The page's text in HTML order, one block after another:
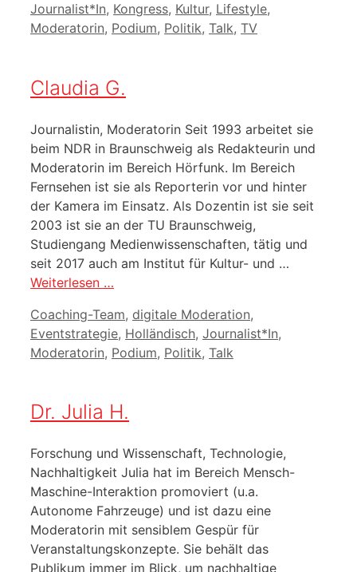
Journalist*In, Kongress, Kultur, Lifestyle,
Moderatorin, Podium, Politik, Talk, TV
Claudia G.
Journalistin, Moderatorin Seit 1993 arbeitet sie
beim NDR in Braunschweig als Redakteurin und
Moderatorin im Bereich Hörfunk. Im Bereich
Fernsehen ist sie als Reporterin vor und hinter
der Kamera im Einsatz. Als Dozentin ist sie seit
2003 ist sie an der TU Braunschweig,
Studiengang Medienwissenschaften, tätig und
seit 2017 auch am Institut für Kultur- und …
Weiterlesen …
Kategorien
Coaching-Team, digitale Moderation,
Eventstrategie, Holländisch, Journalist*In,
Moderatorin, Podium, Politik, Talk
Dr. Julia H.
Forschung und Wissenschaft, Technologie,
Nachhaltigkeit Julia hat im Bereich Mensch-
Maschine-Interaktion promoviert (u.a.
Autonome Fahrzeuge) und ist dazu eine
Moderatorin mit sensiblem Gespür für
Veranstaltungskonzepte. Sie behält das
Publikum immer im Blick, um nachhaltige